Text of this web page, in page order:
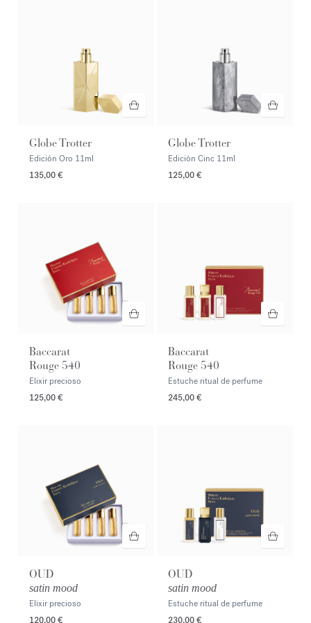
Globe Trotter
Edición Oro 11ml
135,00 €
Globe Trotter
Edición Cinc 11ml
125,00 €
Baccarat
Rouge 540
Elixir precioso
125,00 €
Baccarat
Rouge 540
Estuche ritual de perfume
245,00 €
OUD
satin mood
Elixir precioso
120,00 €
OUD
satin mood
Estuche ritual de perfume
230,00 €